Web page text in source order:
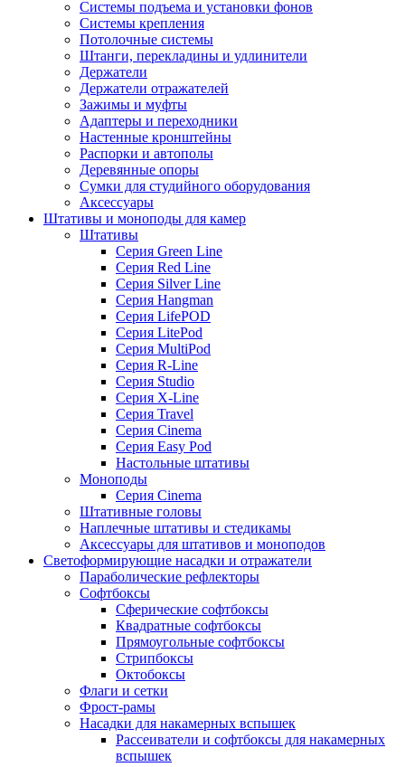
Системы подъема и установки фонов
Системы крепления
Потолочные системы
Штанги, перекладины и удлинители
Держатели
Держатели отражателей
Зажимы и муфты
Адаптеры и переходники
Настенные кронштейны
Распорки и автополы
Деревянные опоры
Сумки для студийного оборудования
Аксессуары
Штативы и моноподы для камер
Штативы
Серия Green Line
Серия Red Line
Серия Silver Line
Серия Hangman
Серия LifePOD
Серия LitePod
Серия MultiPod
Серия R-Line
Серия Studio
Серия X-Line
Серия Travel
Серия Cinema
Серия Easy Pod
Настольные штативы
Моноподы
Серия Cinema
Штативные головы
Наплечные штативы и стедикамы
Аксессуары для штативов и моноподов
Светоформирующие насадки и отражатели
Параболические рефлекторы
Софтбоксы
Сферические софтбоксы
Квадратные софтбоксы
Прямоугольные софтбоксы
Стрипбоксы
Октобоксы
Флаги и сетки
Фрост-рамы
Насадки для накамерных вспышек
Рассеиватели и софтбоксы для накамерных
вспышек